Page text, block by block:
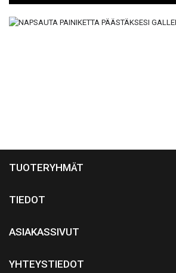
TUOTERYHMÄT
TIEDOT
ASIAKASSIVUT
YHTEYSTIEDOT